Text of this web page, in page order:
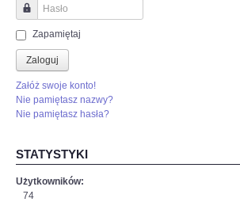
Hasło
Zapamiętaj
Zaloguj
Załóż swoje konto!
Nie pamiętasz nazwy?
Nie pamiętasz hasła?
STATYSTYKI
Użytkowników:
74